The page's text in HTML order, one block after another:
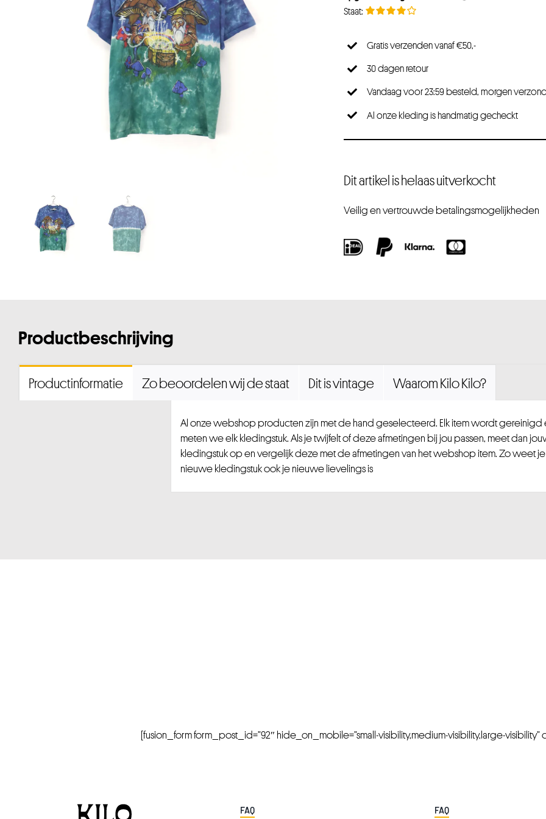
Gratis verzenden vanaf €50,-
30 dagen retour
Vandaag voor 23:59 besteld, morgen
Al onze kleding is handmatig gecheckt
Dit artikel is helaas uitverkocht
Veilig en vertrouwde betalingsmogelijkheden
Productbeschrijving
Productinformatie Zo beoordelen wij de staat Dit is vintage Waarom Kilo Kilo?
Al onze webshop producten zijn met de hand geselecteerd. Elk item wordt gereinigd
meten we elk kledingstuk. Als je twijfelt of deze afmetingen bij jou passen, meet dan
kledingstuk op en vergelijk deze met de afmetingen van het webshop item. Zo weet
nieuwe kledingstuk ook je nieuwe lievelings is
[fusion_form form_post_id=”92″ hide_on_mobile=”small-visibility,medium-visibility,large-visibility”
FAQ FAQ